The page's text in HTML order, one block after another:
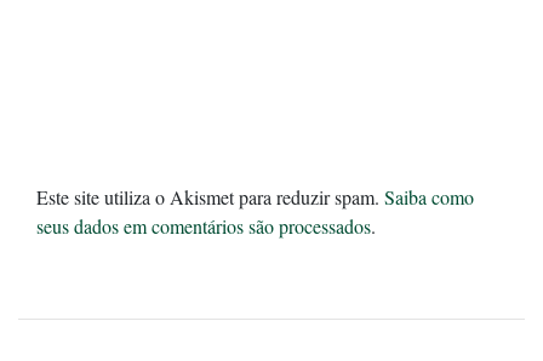
Este site utiliza o Akismet para reduzir spam. Saiba como
seus dados em comentários são processados.